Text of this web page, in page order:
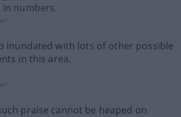
numbers.
inundated with lots of other possible
in this area.
praise cannot be heaped on